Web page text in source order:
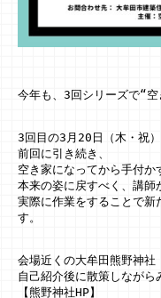
今年も、3回シリーズで“
3回目の3月20日（木・祝）
前回に引き続き、
空き家になってから手付か
本来の姿に戻すべく、講師
実際に作業をすることで新
す。
会場近くの大牟田熊野神社
自己紹介後に散策しながら
【熊野神社HP】